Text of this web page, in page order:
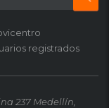
registrados
237 Medellín,